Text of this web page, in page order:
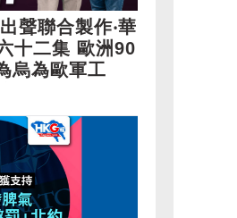
聲聯合製作‧華
十二集 歐洲90
烏為歐軍工
到？